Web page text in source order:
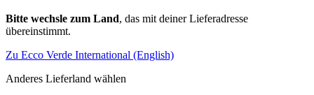
Bitte wechsle zum Land, das mit deiner Lieferadresse
übereinstimmt.
Zu Ecco Verde International (English)
Anderes Lieferland wählen